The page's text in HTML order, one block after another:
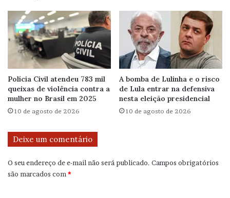
Polícia Civil atendeu 783 mil
queixas de violência contra a
mulher no Brasil em 2025
10 de agosto de 2026
A bomba de Lulinha e o risco
de Lula entrar na defensiva
nesta eleição presidencial
10 de agosto de 2026
Deixe um comentário
O seu endereço de e-mail não será publicado. Campos obrigatórios
são marcados com *